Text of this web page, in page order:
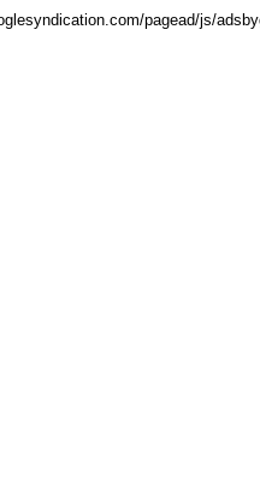
pagead/js/